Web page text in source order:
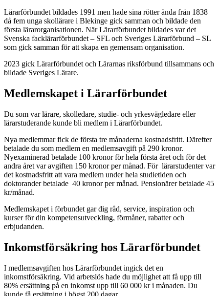
Lärarförbundet bildades 1991 men hade sina rötter ända från 1838
då fem unga skollärare i Blekinge gick samman och bildade den
första lärarorganisationen. När Lärarförbundet bildades var det
Svenska facklärarförbundet – SFL och Sveriges Lärarförbund – SL
som gick samman för att skapa en gemensam organisation.
2023 gick Lärarförbundet och Lärarnas riksförbund tillsammans och
bildade Sveriges Lärare.
Medlemskapet i Lärarförbundet
Du som var lärare, skolledare, studie- och yrkesvägledare eller
lärarstuderande kunde bli medlem i Lärarförbundet.
Nya medlemmar fick de första tre månaderna kostnadsfritt. Därefter
betalade du som medlem en medlemsavgift på 290 kronor.
Nyexaminerad betalade 100 kronor för hela första året och för det
andra året var avgiften 150 kronor per månad. För lärarstudenter var
det kostnadsfritt att vara medlem under hela studietiden och
doktorander betalade 40 kronor per månad. Pensionärer betalade 45
kr/månad.
Medlemskapet i förbundet gar dig råd, service, inspiration och
kurser för din kompetensutveckling, förmåner, rabatter och
erbjudanden.
Inkomstförsäkring hos Lärarförbundet
I medlemsavgiften hos Lärarförbundet ingick det en
inkomstförsäkring. Vid arbetslös hade du möjlighet att få upp till
80% ersättning på en inkomst upp till 60 000 kr i månaden. Du
kunde få ersättning i högst 200 dagar.